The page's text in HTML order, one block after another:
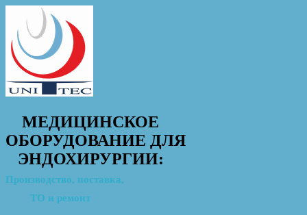
МЕДИЦИНСКОЕ
ОБОРУДОВАНИЕ ДЛЯ
ЭНДОХИРУРГИИ:
Производство, поставка,
ТО и ремонт